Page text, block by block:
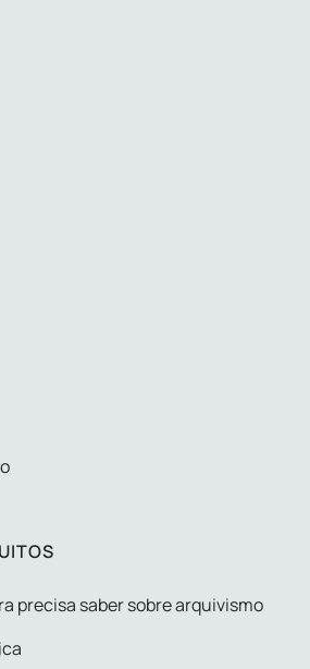
precisa saber sobre arquivismo